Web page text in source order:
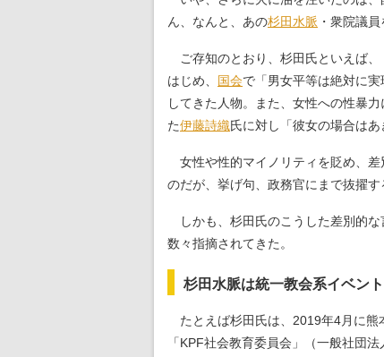
ん、なんと、あの杉田水脈 ・衆院議
ご存知のとおり、杉田氏といえば、
はじめ、
国会で「男女平等は絶対に実
してきた人物。また、女性への性暴
た伊藤詩織氏に対し「彼女の場合は
女性や性的マイノリティを貶め、差
のだが、挙げ句、政務官にまで抜擢す
しかも、杉田氏のこうした差別的な
数々指摘されてきた。
杉田水脈は統一教会系イベン
たとえば杉田氏は、2019年4月に熊
「KPF社会教育委員会」（一般社団